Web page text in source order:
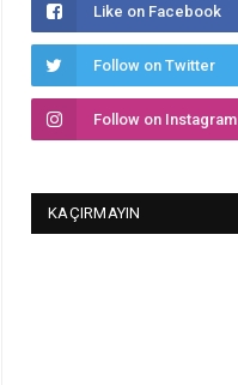
Like on Facebook
Follow on Twitter
Follow on Instagram
KAÇIRMAYIN